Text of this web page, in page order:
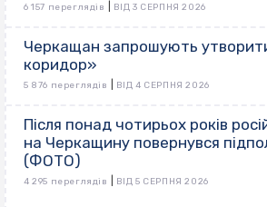
6 157 переглядів ВІД 3 СЕРПНЯ 2026
Черкащан запрошують
коридор»
5 876 переглядів ВІД 4 СЕРПНЯ 2026
Після понад чотирьох років
на Черкащину повернувся
(ФОТО)
4 295 переглядів ВІД 5 СЕРПНЯ 2026